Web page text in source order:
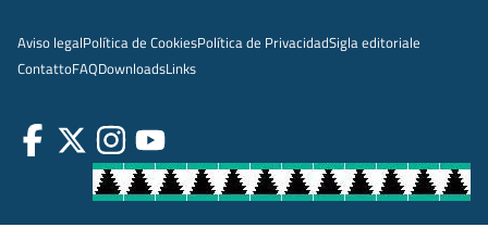
Aviso legalPolítica de CookiesPolítica de PrivacidadSigla editoriale
ContattoFAQDownloadsLinks